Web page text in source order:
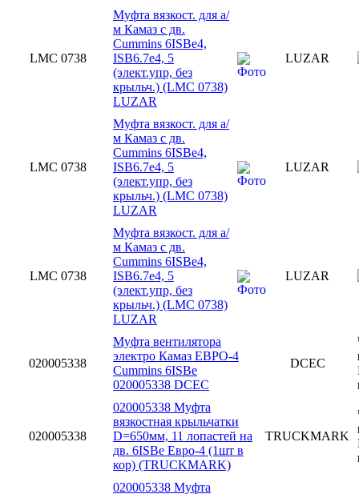
LMC 0738
Муфта вязкост. для а/
м Камаз c дв.
Cummins 6ISBe4,
ISB6.7e4, 5
(элект.упр, без
крыльч.) (LMC 0738)
LUZAR
LUZAR
LMC 0738
Муфта вязкост. для а/
м Камаз c дв.
Cummins 6ISBe4,
ISB6.7e4, 5
(элект.упр, без
крыльч.) (LMC 0738)
LUZAR
LUZAR
LMC 0738
Муфта вязкост. для а/
м Камаз c дв.
Cummins 6ISBe4,
ISB6.7e4, 5
(элект.упр, без
крыльч.) (LMC 0738)
LUZAR
LUZAR
020005338
Муфта вентилятора
электро Камаз ЕВРО-4
Cummins 6ISBe
020005338 DCEC
DCEC
020005338
020005338 Муфта
вязкостная крыльчатки
D=650мм, 11 лопастей на
дв. 6ISBe Евро-4 (1шт в
кор) (TRUCKMARK)
TRUCKMARK
020005338 Муфта